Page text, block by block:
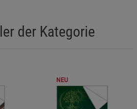
der Kategorie
NEU